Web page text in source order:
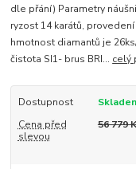
dle přání) Parametry
ryzost 14 karátů,
hmotnost diamantů je
čistota SI1- brus BRI... celý
Dostupnost
Cena před
slevou
56 779